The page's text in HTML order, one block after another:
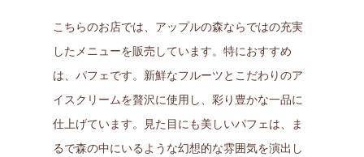
こちらのお店では、アップルの森ならではの充実
したメニューを販売しています。特におすすめ
は、パフェです。新鮮なフルーツとこだわりのア
イスクリームを贅沢に使用し、彩り豊かな一品に
仕上げています。見た目にも美しいパフェは、ま
るで森の中にいるような幻想的な雰囲気を演出し